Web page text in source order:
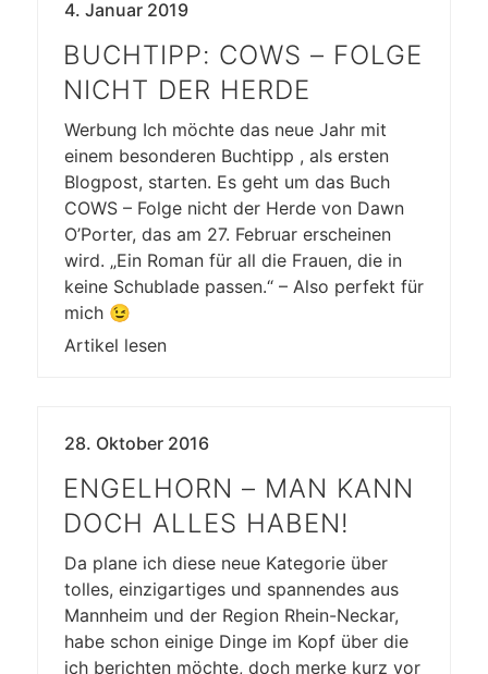
4. Januar 2019
BUCHTIPP: COWS – FOLGE
NICHT DER HERDE
Werbung Ich möchte das neue Jahr mit
einem besonderen Buchtipp , als ersten
Blogpost, starten. Es geht um das Buch
COWS – Folge nicht der Herde von Dawn
O’Porter, das am 27. Februar erscheinen
wird. „Ein Roman für all die Frauen, die in
keine Schublade passen.“ – Also perfekt für
mich 😉
Artikel lesen
28. Oktober 2016
ENGELHORN – MAN KANN
DOCH ALLES HABEN!
Da plane ich diese neue Kategorie über
tolles, einzigartiges und spannendes aus
Mannheim und der Region Rhein-Neckar,
habe schon einige Dinge im Kopf über die
ich berichten möchte, doch merke kurz vor